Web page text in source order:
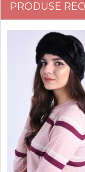
PRODUSE